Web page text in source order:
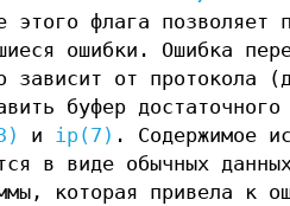
этого флага позволяет
ошибки. Ошибка
зависит от протокола
буфер
и ip(7) . Содержимое
в виде обычных
которая привела к